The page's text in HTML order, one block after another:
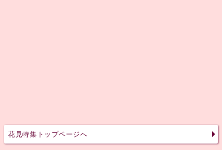
花見特集トップページへ